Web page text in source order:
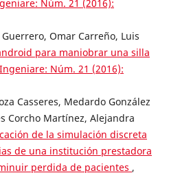
Núm. 21 (2016):
Omar Carreño, Luis
para maniobrar una silla
Ingeniare: Núm. 21 (2016):
Casseres, Medardo González
Corcho Martínez, Alejandra
de la simulación discreta
de una institución prestadora
perdida de pacientes ,